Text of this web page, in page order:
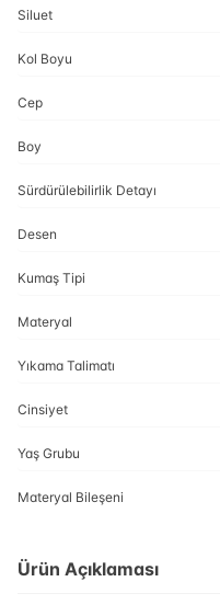
Siluet
Kol Boyu
Cep
Boy
Sürdürülebilirlik Detayı
Desen
Kumaş Tipi
Materyal
Yıkama Talimatı
Cinsiyet
Yaş Grubu
Materyal Bileşeni
Ürün Açıklaması